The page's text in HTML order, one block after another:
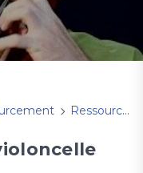
Ressourcement et spiritualité